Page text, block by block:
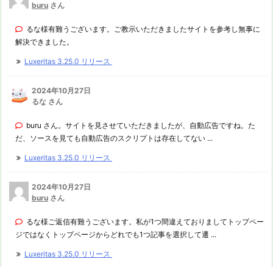
buru さん
るな様有難うございます。ご教示いただきましたサイトを参考し無事に
解決できました。
Luxeritas 3.25.0 リリース
2024年10月27日
るな さん
buru さん。サイトを見させていただきましたが、自動広告ですね。た
だ、ソースを見ても自動広告のスクリプトは存在してない ...
Luxeritas 3.25.0 リリース
2024年10月27日
buru さん
るな様ご返信有難うございます。私が1つ間違えておりましてトップペー
ジではなくトップページからどれでも1つ記事を選択して遷 ...
Luxeritas 3.25.0 リリース